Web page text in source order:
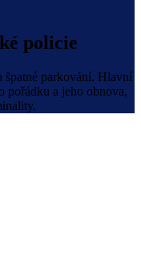
policie
špatné parkování. Hlavní
pořádku a jeho obnova,